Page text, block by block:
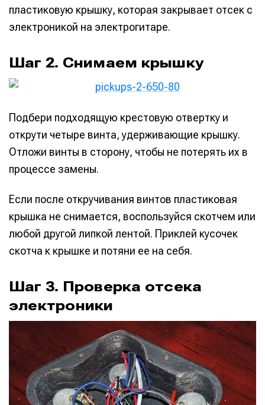
пластиковую крышку, которая закрывает отсек с
электроникой на электрогитаре.
Шаг 2. Снимаем крышку
Подбери подходящую крестовую отвертку и
открути четыре винта, удерживающие крышку.
Отложи винты в сторону, чтобы не потерять их в
процессе замены.
Если после откручивания винтов пластиковая
крышка не снимается, воспользуйся скотчем или
любой другой липкой лентой. Приклей кусочек
скотча к крышке и потяни ее на себя.
Шаг 3. Проверка отсека
электроники